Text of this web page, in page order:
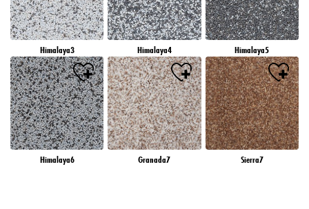
Himalaya3 Himalaya4 Himalaya5
Himalaya6 Granada7 Sierra7